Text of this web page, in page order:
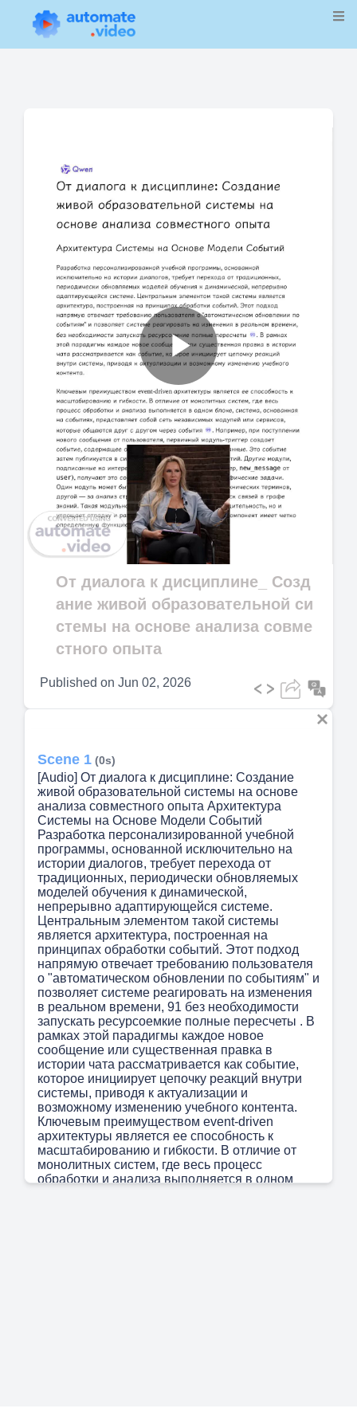
Play
Video
От диалога к дисциплине_ Созд
ание живой образовательной си
стемы на основе анализа совме
стного опыта
Published on Jun 02, 2026
Scene 1 (0s)
[Audio] От диалога к дисциплине: Создание
живой образовательной системы на основе
анализа совместного опыта Архитектура
Системы на Основе Модели Событий
Разработка персонализированной учебной
программы, основанной исключительно на
истории диалогов, требует перехода от
традиционных, периодически обновляемых
моделей обучения к динамической,
непрерывно адаптирующейся системе.
Центральным элементом такой системы
является архитектура, построенная на
принципах обработки событий. Этот подход
напрямую отвечает требованию пользователя
о "автоматическом обновлении по событиям" и
позволяет системе реагировать на изменения
в реальном времени, 91 без необходимости
запускать ресурсоемкие полные пересчеты . В
рамках этой парадигмы каждое новое
сообщение или существенная правка в
истории чата рассматривается как событие,
которое инициирует цепочку реакций внутри
системы, приводя к актуализации и
возможному изменению учебного контента.
Ключевым преимуществом event-driven
архитектуры является ее способность к
масштабированию и гибкости. В отличие от
монолитных систем, где весь процесс
обработки и анализа выполняется в одном